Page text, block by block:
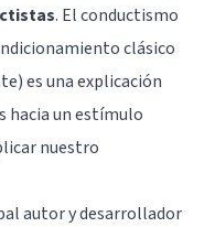
. El conductismo
clásico
es una explicación
hacia un estímulo
nuestro
autor y desarrollador